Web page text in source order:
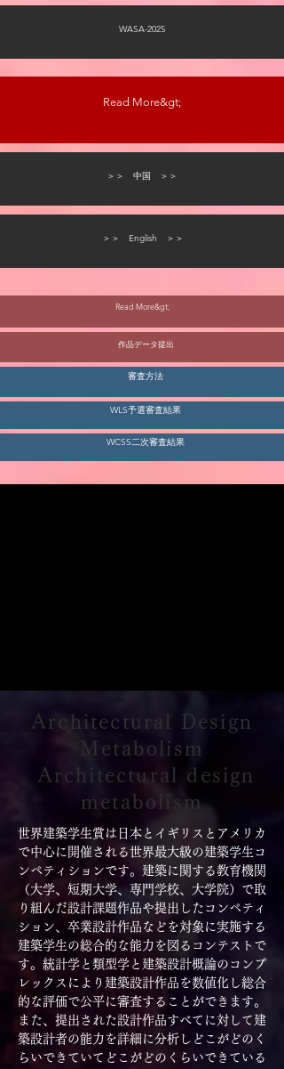
WASA-2025
Read More&gt;
＞＞ 中国 ＞＞
＞＞ English ＞＞
Read More&gt;
作品データ提出
審査方法
WLS予選審査結果
WCSS二次審査結果
Architectural Design
Metabolism​
​ Architectural design
metabolism
世界建築学生賞は日本とイギリスとアメリカ
で中心に開催される世界最大級の建築学生コ
ンペティションです。建築に関する教育機関
（大学、短期大学、専門学校、大学院）で取
り組んだ設計課題作品や提出したコンペティ
ション、卒業設計作品などを対象に実施する
建築学生の総合的な能力を図るコンテストで
す。統計学と類型学と建築設計概論のコンプ
レックスにより建築設計作品を数値化し総合
的な評価で公平に審査することができます。
また、提出された設計作品すべてに対して建
築設計者の能力を詳細に分析しどこがどのく
らいできていてどこがどのくらいできている